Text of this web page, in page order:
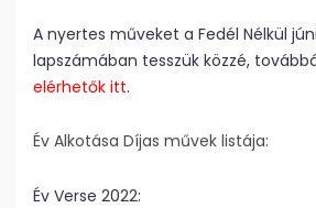
A nyertes műveket a Fedél Nélkül
lapszámában tesszük közzé,
elérhetők itt.
Év Alkotása Díjas művek listája:
Év Verse 2022: